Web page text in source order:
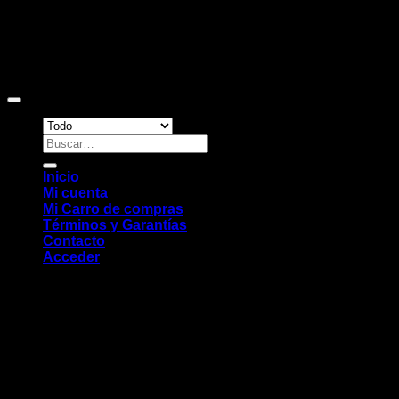
Buscar
por:
Inicio
Mi cuenta
Mi Carro de compras
Términos y Garantías
Contacto
Acceder